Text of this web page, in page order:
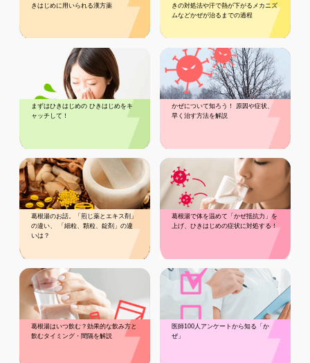
きはじめに用いられる漢方薬
きの対処法や汗で熱が下がるメカニズ
ムなどかぜが治るまでの過程
まずはひきはじめの ひきはじめをキ
ャッチして！
かぜについて知ろう！ 原因や症状、
早く治す方法を解説
葛根湯のお話。「煎じ薬とエキス剤」
の違い、 「細粒、顆粒、錠剤」の違
いは？
葛根湯で体を温めて「かぜ抵抗力」を
上げ、ひきはじめの症状に対処する！
葛根湯はいつ飲む？効果的な飲み方と
飲むタイミング・間隔を解説
医師100人アンケートから知る「か
ぜ」